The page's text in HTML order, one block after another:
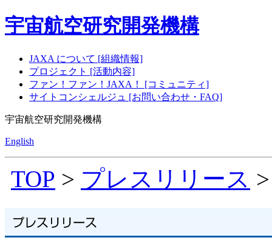
宇宙航空研究開発機構
JAXA について [組織情報]
プロジェクト [活動内容]
ファン！ファン！JAXA！ [コミュニティ]
サイトコンシェルジュ [お問い合わせ・FAQ]
宇宙航空研究開発機構
English
TOP > プレスリリース